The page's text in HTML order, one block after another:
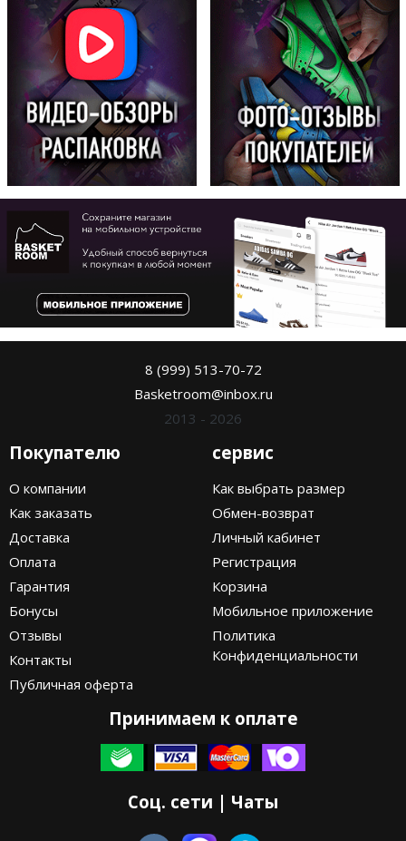
8 (999) 513-70-72
Basketroom@inbox.ru
2013 - 2026
Покупателю
О компании
Как заказать
Доставка
Оплата
Гарантия
Бонусы
Отзывы
Контакты
Публичная оферта
сервис
Как выбрать размер
Обмен-возврат
Личный кабинет
Регистрация
Корзина
Мобильное приложение
Политика
Конфиденциальности
Принимаем к оплате
Соц. сети | Чаты